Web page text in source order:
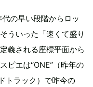
の早い段階からロッ
ういった「速くて盛り
義される座標平面から
ピエは“ONE”（昨年の
トラック）で昨今の